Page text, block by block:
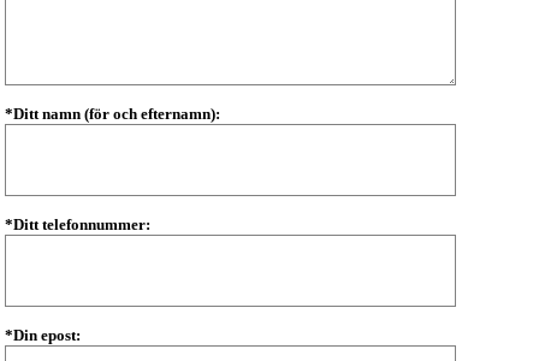
*Ditt namn (för och efternamn):
*Ditt telefonnummer:
*Din epost: